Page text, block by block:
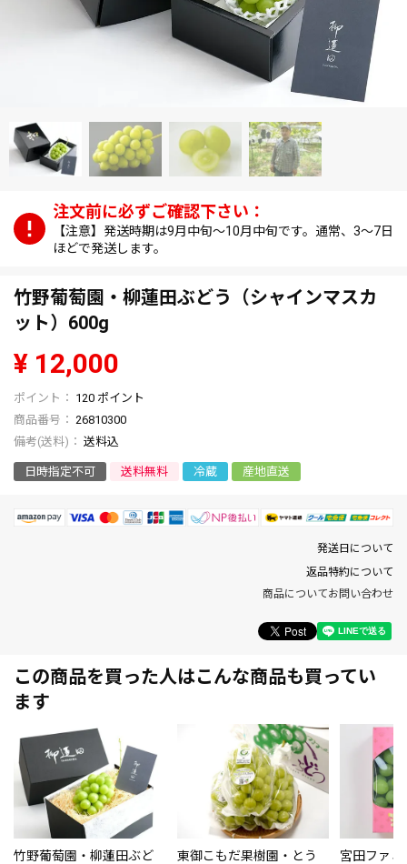
【注意】発送時期は9月中旬～10月中旬です。通常、3～7日
ほどで発送します。
竹野葡萄園・柳蓮田ぶどう（シャインマスカ
ット）600g
¥ 12,000
120 ポイント
商品番号
26810300
送料込
日時指定不可 送料無料 冷蔵 産地直送
発送日について
返品特約について
商品についてお問い合わせ
この商品を買った人はこんな商品も買ってい
ます
竹野葡萄園・柳蓮田ぶど
東御こもだ果樹園・とう
宮田ファ